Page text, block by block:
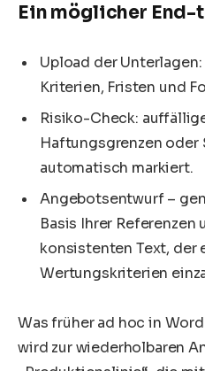
Ein möglicher
Upload der
Kriterien, Fristen und
Risiko-Check:
Haftungsgrenzen oder
automatisch markiert.
Angebotsentwurf –
Basis Ihrer
konsistenten Text, der
Wertungskriterien
Was früher ad hoc in
wird zur wiederholbaren